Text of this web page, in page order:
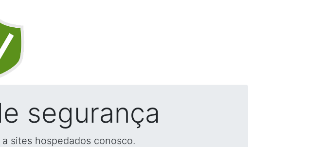
segurança
sites hospedados conosco.